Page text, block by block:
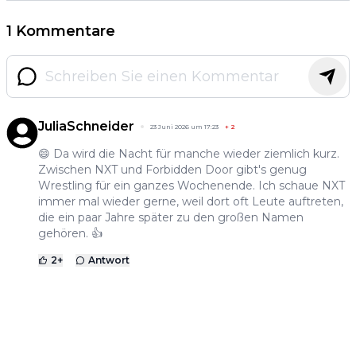
1 Kommentare
JuliaSchneider 23 Juni 2026 um 17:23 + 2
😄 Da wird die Nacht für manche wieder ziemlich kurz.
Zwischen NXT und Forbidden Door gibt's genug
Wrestling für ein ganzes Wochenende. Ich schaue NXT
immer mal wieder gerne, weil dort oft Leute auftreten,
die ein paar Jahre später zu den großen Namen
gehören. 👍
2+ Antwort